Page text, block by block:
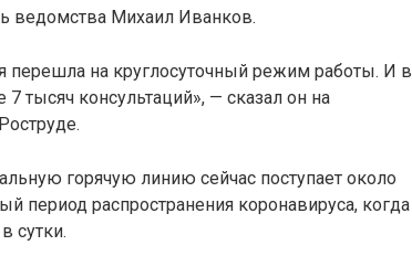
ведомства Михаил Иванков.
перешла на круглосуточный режим работы. И в
тысяч консультаций», — сказал он на
горячую линию сейчас поступает около
период распространения коронавируса, когда
сутки.